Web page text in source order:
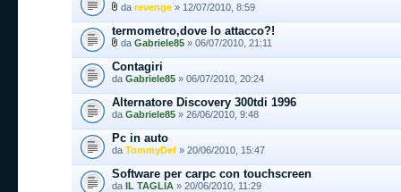
da revenge » 12/07/2010, 8:59
termometro,dove lo attacco?!
da Gabriele85 » 06/07/2010, 21:11
Contagiri
da Gabriele85 » 06/07/2010, 20:24
Alternatore Discovery 300tdi 1996
da Gabriele85 » 26/06/2010, 9:48
Pc in auto
da TommyDef » 20/06/2010, 15:47
Software per carpc con touchscreen
da IL TAGLIA » 20/06/2010, 11:29